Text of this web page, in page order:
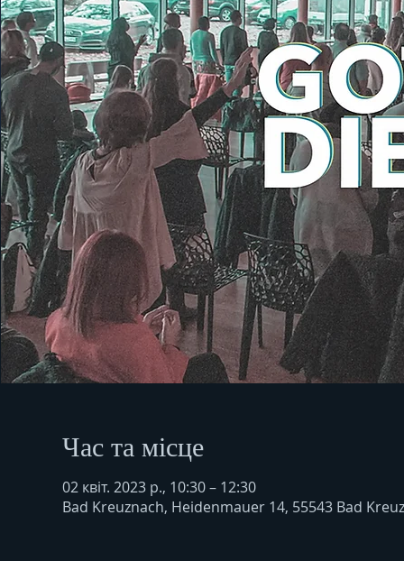
Час та місце
02 квіт. 2023 р., 10:30 – 12:30
Bad Kreuznach, Heidenmauer 14, 55543 Bad